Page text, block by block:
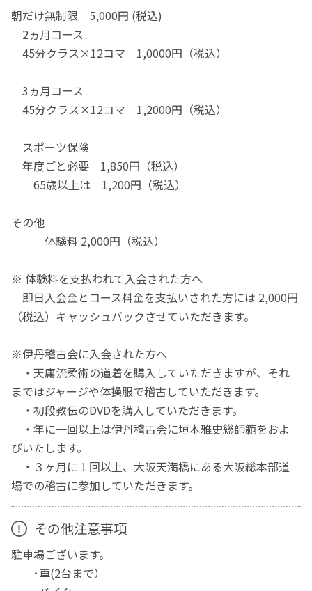
朝だけ無制限 5,000円 (税込)
2ヵ月コース
45分クラス×12コマ 1,0000円（税込）
3ヵ月コース
45分クラス×12コマ 1,2000円（税込）
スポーツ保険
年度ごと必要 1,850円（税込）
65歳以上は 1,200円（税込）
その他
体験料 2,000円（税込）
※ 体験料を支払われて入会された方へ
即日入会金とコース料金を支払いされた方には 2,000円
（税込）キャッシュバックさせていただきます。
※伊丹稽古会に入会された方へ
・天庸流柔術の道着を購入していただきますが、それ
まではジャージや体操服で稽古していただきます。
・初段教伝のDVDを購入していただきます。
・年に一回以上は伊丹稽古会に垣本雅史総師範をおよ
びいたします。
・３ヶ月に１回以上、大阪天満橋にある大阪総本部道
場での稽古に参加していただきます。
その他注意事項
駐車場ございます。
･車(2台まで）